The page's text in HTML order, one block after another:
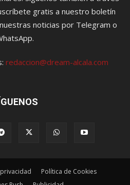
gratis a nuestro boletín
noticias por Telegram o
redaccion@dream-alcala.com
Política de Cookies